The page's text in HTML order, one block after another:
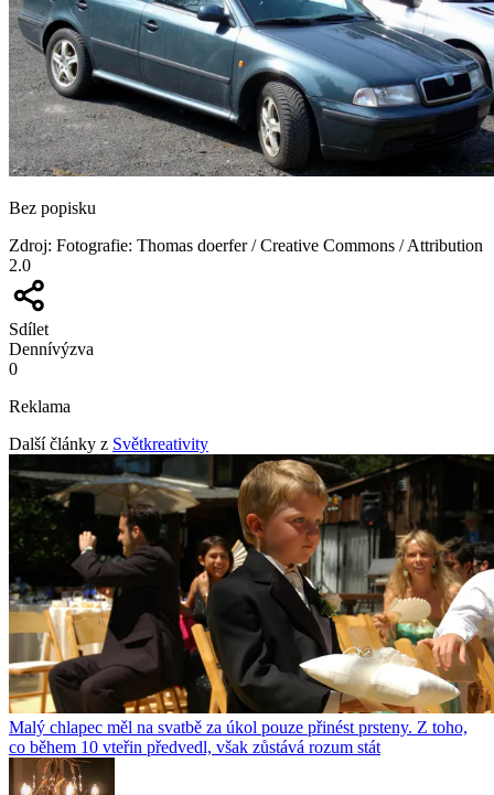
Bez popisku
Zdroj: Fotografie: Thomas doerfer / Creative Commons / Attribution
2.0
Sdílet
Dennívýzva
0
Reklama
Další články z Světkreativity
Malý chlapec měl na svatbě za úkol pouze přinést prsteny. Z toho,
co během 10 vteřin předvedl, však zůstává rozum stát